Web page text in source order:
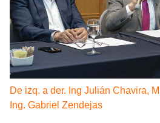
De izq. a der. Ing Julián Chavira,
Ing. Gabriel Zendejas